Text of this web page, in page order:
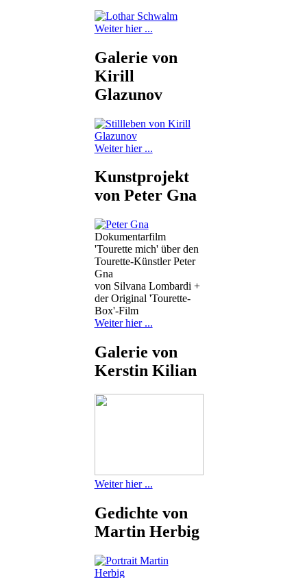
Weiter hier ...
Galerie von
Kirill
Glazunov
Weiter hier ...
Kunstprojekt
von Peter Gna
Dokumentarfilm
'Tourette mich' über den
Tourette-Künstler Peter
Gna
von Silvana Lombardi +
der Original 'Tourette-
Box'-Film
Weiter hier ...
Galerie von
Kerstin Kilian
Weiter hier ...
Gedichte von
Martin Herbig